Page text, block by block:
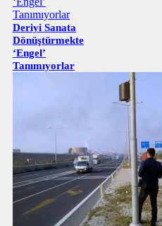
Deriyi Sanata
Dönüştürmekte
‘Engel’
Tanımıyorlar